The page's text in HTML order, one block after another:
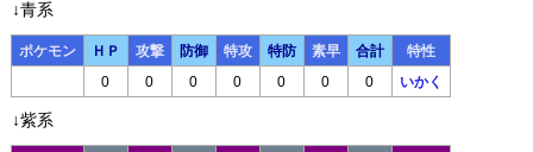
↓青系
ポケモン ＨＰ 攻撃 防御 特攻 特防 素早 合計 特性
0 0 0 0 0 0 0 いかく
↓紫系